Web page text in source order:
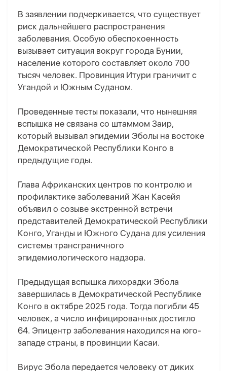
В заявлении подчеркивается, что существует
риск дальнейшего распространения
заболевания. Особую обеспокоенность
вызывает ситуация вокруг города Бунии,
население которого составляет около 700
тысяч человек. Провинция Итури граничит с
Угандой и Южным Суданом.
Проведенные тесты показали, что нынешняя
вспышка не связана со штаммом Заир,
который вызывал эпидемии Эболы на востоке
Демократической Республики Конго в
предыдущие годы.
Глава Африканских центров по контролю и
профилактике заболеваний Жан Касейя
объявил о созыве экстренной встречи
представителей Демократической Республики
Конго, Уганды и Южного Судана для усиления
системы трансграничного
эпидемиологического надзора.
Предыдущая вспышка лихорадки Эбола
завершилась в Демократической Республике
Конго в октябре 2025 года. Тогда погибли 45
человек, а число инфицированных достигло
64. Эпицентр заболевания находился на юго-
западе страны, в провинции Касаи.
Вирус Эбола передается человеку от диких